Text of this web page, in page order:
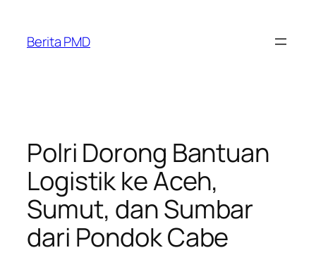
content
Berita PMD
Polri Dorong Bantuan
Logistik ke Aceh,
Sumut, dan Sumbar
dari Pondok Cabe